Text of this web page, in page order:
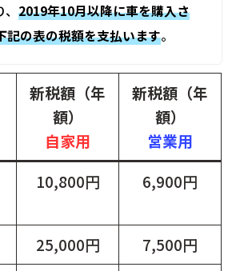
2019年10月以降に車を購入さ
記の表の税額を支払います。
新税額（年
額）
自家用
新税額（年
額）
営業用
10,800円 6,900円
25,000円
7,500円